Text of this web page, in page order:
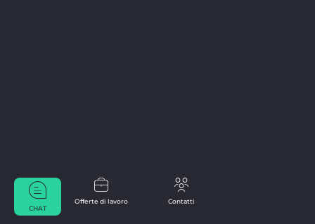
Offerte di lavoro
Contatti
CHAT